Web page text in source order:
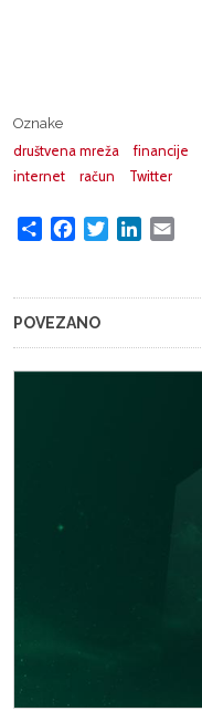
Oznake
društvena mreža
financije
internet
račun Twitter
Share FacebookTwitterLinkedIn
POVEZANO